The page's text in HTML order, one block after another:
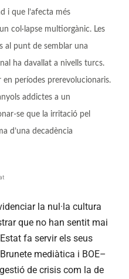
i que l’afecta més
col·lapse multiorgànic. Les
al punt de semblar una
ha davallat a nivells turcs.
en períodes prerevolucionaris.
addictes a un
se que la irritació pel
d’una decadència
la nul·la cultura
que no han sentit mai
fa servir els seus
mediàtica i BOE–
de crisis com la de